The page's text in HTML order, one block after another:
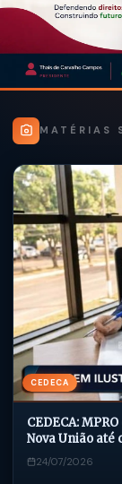
MATÉRIAS
CEDECA
CEDECA:
Nova União
24/07/2026